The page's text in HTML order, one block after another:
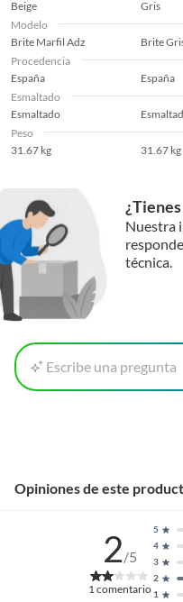
Forma
Formato del producto
Largo
Marca
Modelo
Normas de
Fabricación
Procedencia
Rendimiento por caja
Beige
Gris
Modelo
Brite Marfil Adz
Brite
Procedencia
España
España
Esmaltado
Esmaltado
Peso
31.67 kg
31.67 kg
Nuestra
técnica.
Escribe una pregunta
Opiniones de este
2/5
1 comentario 1
2
3
4
5